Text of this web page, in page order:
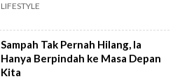
LIFESTYLE
Sampah Tak Pernah Hilang, Ia
Hanya Berpindah ke Masa Depan
Kita